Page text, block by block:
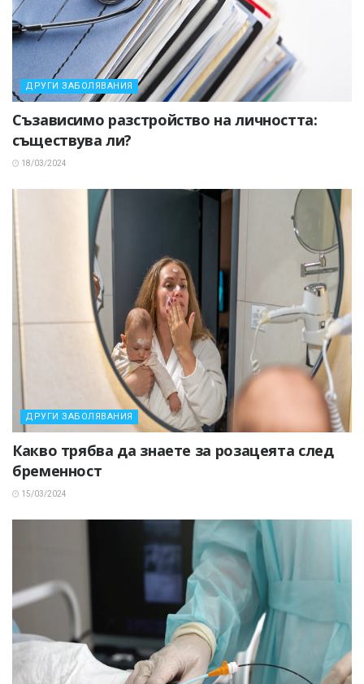
ДРУГИ ЗАБОЛЯВАНИЯ
Съзависимо разстройство на личността:
съществува ли?
18/03/2024
ДРУГИ ЗАБОЛЯВАНИЯ
Какво трябва да знаете за розацеята след
бременност
15/03/2024